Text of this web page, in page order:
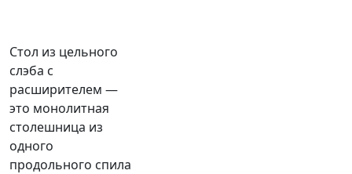
Стол из цельного
слэба с
расширителем —
это монолитная
столешница из
одного
продольного спила